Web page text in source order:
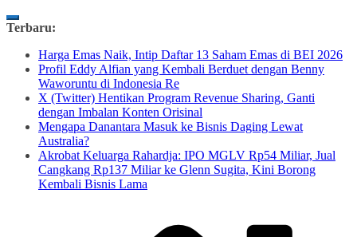
Skip
content
Terbaru:
Harga Emas Naik, Intip Daftar 13 Saham Emas di BEI 2026
Profil Eddy Alfian yang Kembali Berduet dengan Benny
Waworuntu di Indonesia Re
X (Twitter) Hentikan Program Revenue Sharing, Ganti
dengan Imbalan Konten Orisinal
Mengapa Danantara Masuk ke Bisnis Daging Lewat
Australia?
Akrobat Keluarga Rahardja: IPO MGLV Rp54 Miliar, Jual
Cangkang Rp137 Miliar ke Glenn Sugita, Kini Borong
Kembali Bisnis Lama